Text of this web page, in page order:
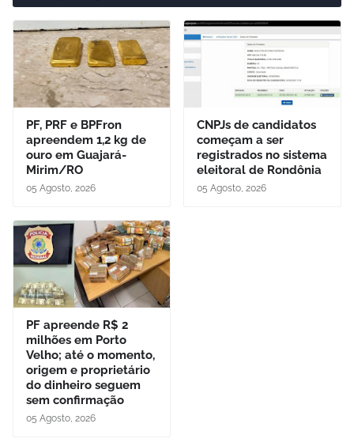
PF, PRF e BPFron
apreendem 1,2 kg de
ouro em Guajará-
Mirim/RO
05 Agosto, 2026
CNPJs de candidatos
começam a ser
registrados no sistema
eleitoral de Rondônia
05 Agosto, 2026
PF apreende R$ 2
milhões em Porto
Velho; até o momento,
origem e proprietário
do dinheiro seguem
sem confirmação
05 Agosto, 2026